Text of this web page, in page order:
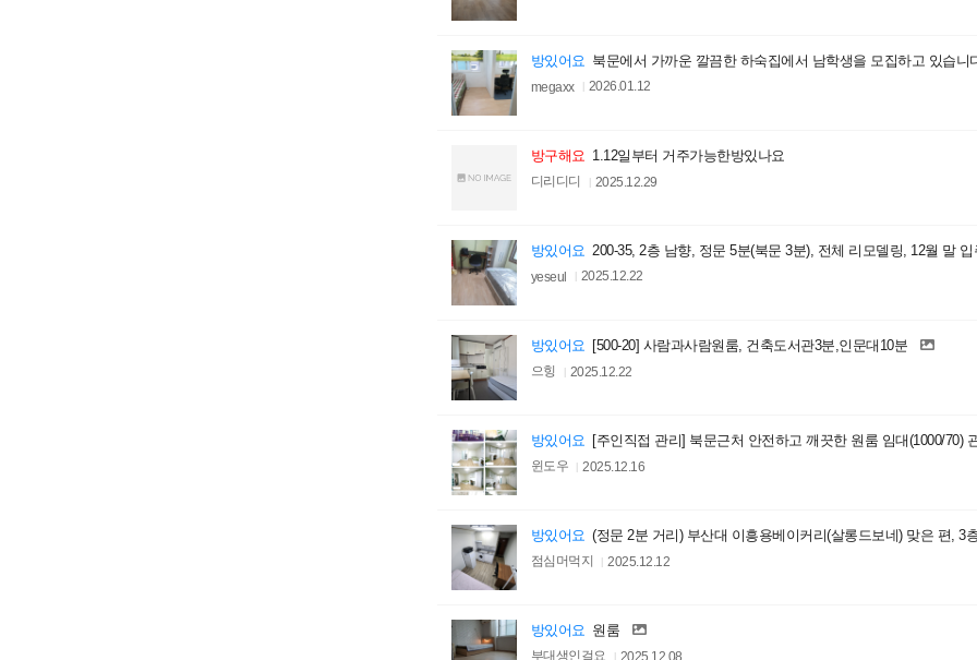
방있어요 북문에서 가까운 깔끔한 하숙집에서 남학생을 모집하고 있습니
megaxx 2026.01.12
방구해요 1.12일부터 거주가능한방있나요
디리디디 2025.12.29
방있어요 200-35, 2층 남향, 정문 5분(북문 3분), 전체 리모델링, 12월 말
yeseul 2025.12.22
방있어요 [500-20] 사람과사람원룸, 건축도서관3분,인문대10분
으힝 2025.12.22
방있어요 [주인직접 관리] 북문근처 안전하고 깨끗한 원룸 임대(1000/70)
윈도우 2025.12.16
방있어요 (정문 2분 거리) 부산대 이흥용베이커리(살롱드보네) 맞은 편, 3
점심머먹지 2025.12.12
방있어요 원룸
부대생인걸요 2025.12.08